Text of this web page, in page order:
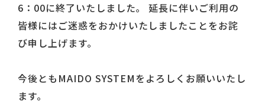
6：00に終了いたしました。 延長に伴いご利用の
皆様にはご迷惑をおかけいたしましたことをお詫
び申し上げます。
今後ともMAIDO SYSTEMをよろしくお願いいたし
ます。